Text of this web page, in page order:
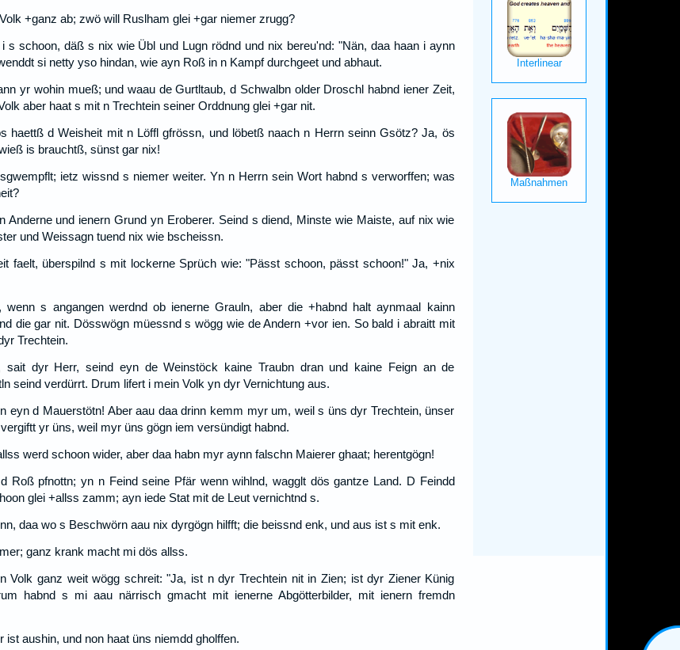
+ganz ab; zwö will Ruslham glei +gar niemer zrugg?
s schoon, däß s nix wie Übl und Lugn rödnd und nix bereu'nd: "Nän, daa haan i aynn
si netty yso hindan, wie ayn Roß in n Kampf durchgeet und abhaut.
yr wohin mueß; und waau de Gurtltaub, d Schwalbn older Droschl habnd iener Zeit,
aber haat s mit n Trechtein seiner Orddnung glei +gar nit.
haettß d Weisheit mit n Löffl gfrössn, und löbetß naach n Herrn seinn Gsötz? Ja, ös
is brauchtß, sünst gar nix!
ietz wissnd s niemer weiter. Yn n Herrn sein Wort habnd s verworffen; was
Anderne und ienern Grund yn Eroberer. Seind s diend, Minste wie Maiste, auf nix wie
und Weissagn tuend nix wie bscheissn.
faelt, überspilnd s mit lockerne Sprüch wie: "Pässt schoon, pässt schoon!" Ja, +nix
wenn s angangen werdnd ob ienerne Grauln, aber die +habnd halt aynmaal kainn
die gar nit. Dösswögn müessnd s wögg wie de Andern +vor ien. So bald i abraitt mit
Trechtein.
dyr Herr, seind eyn de Weinstöck kaine Traubn dran und kaine Feign an de
seind verdürrt. Drum lifert i mein Volk yn dyr Vernichtung aus.
eyn d Mauerstötn! Aber aau daa drinn kemm myr um, weil s üns dyr Trechtein, ünser
yr üns, weil myr üns gögn iem versündigt habnd.
werd schoon wider, aber daa habn myr aynn falschn Maierer ghaat; herentgögn!
Roß pfnottn; yn n Feind seine Pfär wenn wihlnd, wagglt dös gantze Land. D Feindd
glei +allss zamm; ayn iede Stat mit de Leut vernichtnd s.
daa wo s Beschwörn aau nix dyrgögn hilfft; die beissnd enk, und aus ist s mit enk.
ganz krank macht mi dös allss.
Volk ganz weit wögg schreit: "Ja, ist n dyr Trechtein nit in Zien; ist dyr Ziener Künig
habnd s mi aau närrisch gmacht mit ienerne Abgötterbilder, mit ienern fremdn
aushin, und non haat üns niemdd gholffen.